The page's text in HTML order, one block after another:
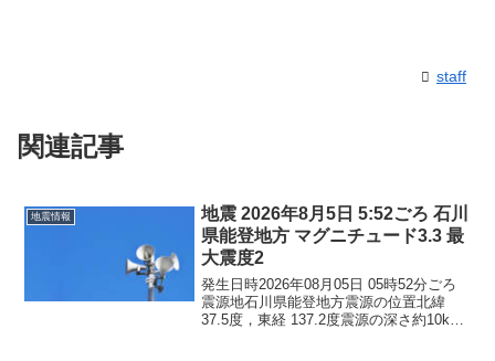
staff
関連記事
地震情報
地震 2026年8月5日 5:52ごろ 石川
県能登地方 マグニチュード3.3 最
大震度2
発生日時2026年08月05日 05時52分ごろ
震源地石川県能登地方震源の位置北緯
37.5度，東経 137.2度震源の深さ約10km